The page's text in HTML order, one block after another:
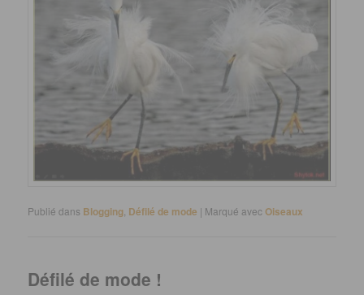
Publié dans Blogging Défilé de mode | Marqué avec Oiseaux
Défilé de mode !